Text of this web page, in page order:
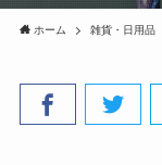
ホーム 雑貨・日用品